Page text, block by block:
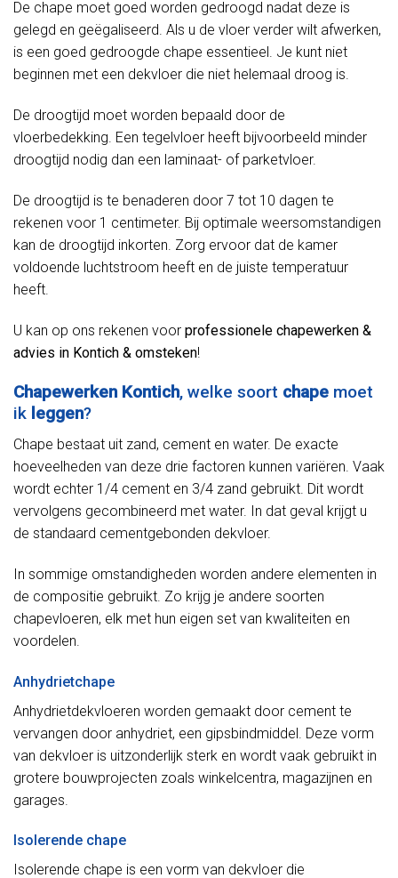
De chape moet goed worden gedroogd nadat deze is
gelegd en geëgaliseerd. Als u de vloer verder wilt afwerken,
is een goed gedroogde chape essentieel. Je kunt niet
beginnen met een dekvloer die niet helemaal droog is.
De droogtijd moet worden bepaald door de
vloerbedekking. Een tegelvloer heeft bijvoorbeeld minder
droogtijd nodig dan een laminaat- of parketvloer.
De droogtijd is te benaderen door 7 tot 10 dagen te
rekenen voor 1 centimeter. Bij optimale weersomstandigen
kan de droogtijd inkorten. Zorg ervoor dat de kamer
voldoende luchtstroom heeft en de juiste temperatuur
heeft.
U kan op ons rekenen voor professionele chapewerken &
advies in Kontich & omsteken!
Chapewerken Kontich, welke soort chape moet
ik leggen?
Chape bestaat uit zand, cement en water. De exacte
hoeveelheden van deze drie factoren kunnen variëren. Vaak
wordt echter 1/4 cement en 3/4 zand gebruikt. Dit wordt
vervolgens gecombineerd met water. In dat geval krijgt u
de standaard cementgebonden dekvloer.
In sommige omstandigheden worden andere elementen in
de compositie gebruikt. Zo krijg je andere soorten
chapevloeren, elk met hun eigen set van kwaliteiten en
voordelen.
Anhydrietchape
Anhydrietdekvloeren worden gemaakt door cement te
vervangen door anhydriet, een gipsbindmiddel. Deze vorm
van dekvloer is uitzonderlijk sterk en wordt vaak gebruikt in
grotere bouwprojecten zoals winkelcentra, magazijnen en
garages.
Isolerende chape
Isolerende chape is een vorm van dekvloer die